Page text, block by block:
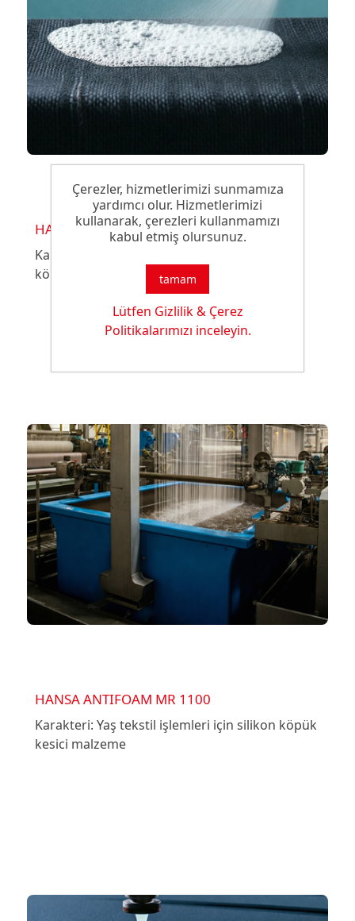
HANSA ANTIFOAM MR 1010 T
Karakteri: Genel kullanıma sahip silikon bazlı
köpük kesici malzeme
HANSA ANTIFOAM MR 1100
Karakteri: Yaş tekstil işlemleri için silikon köpük
kesici malzeme
Çerezler, hizmetlerimizi sunmamıza
yardımcı olur. Hizmetlerimizi
kullanarak, çerezleri kullanmamızı
kabul etmiş olursunuz.
tamam
Lütfen Gizlilik & Çerez
Politikalarımızı inceleyin.